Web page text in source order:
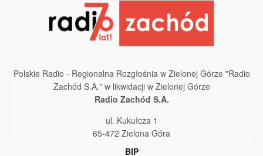
Polskie Radio - Regionalna Rozgłośnia w Zielonej Górze "Radio
Zachód S.A." w likwidacji w Zielonej Górze
Radio Zachód S.A.
ul. Kukułcza 1
65-472 Zielona Góra
BIP